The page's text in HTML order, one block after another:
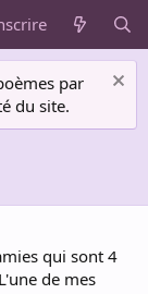
par
du site.
qui sont 4
de mes